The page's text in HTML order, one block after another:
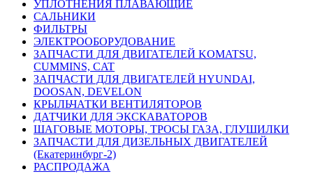
УПЛОТНЕНИЯ ПЛАВАЮЩИЕ
САЛЬНИКИ
ФИЛЬТРЫ
ЭЛЕКТРООБОРУДОВАНИЕ
ЗАПЧАСТИ ДЛЯ ДВИГАТЕЛЕЙ KOMATSU,
CUMMINS, CAT
ЗАПЧАСТИ ДЛЯ ДВИГАТЕЛЕЙ HYUNDAI,
DOOSAN, DEVELON
КРЫЛЬЧАТКИ ВЕНТИЛЯТОРОВ
ДАТЧИКИ ДЛЯ ЭКСКАВАТОРОВ
ШАГОВЫЕ МОТОРЫ, ТРОСЫ ГАЗА, ГЛУШИЛКИ
ЗАПЧАСТИ ДЛЯ ДИЗЕЛЬНЫХ ДВИГАТЕЛЕЙ
(Екатеринбург-2)
РАСПРОДАЖА